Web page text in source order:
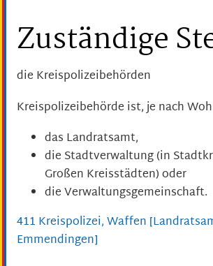
Zuständige
die Kreispolizeibehörden
Kreispolizeibehörde ist, je nach
das Landratsamt,
die Stadtverwaltung (in
Großen Kreisstädten) oder
die Verwaltungsgemeinschaft.
411 Kreispolizei, Waffen
Emmendingen]